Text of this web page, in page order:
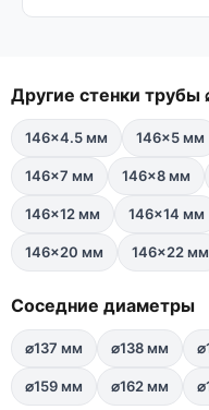
Другие стенки трубы
146×4.5 мм 146×5 мм
146×7 мм 146×8 мм
146×12 мм 146×14 мм
146×20 мм 146×22 мм
Соседние диаметры
⌀137 мм ⌀138 мм
⌀159 мм ⌀162 мм